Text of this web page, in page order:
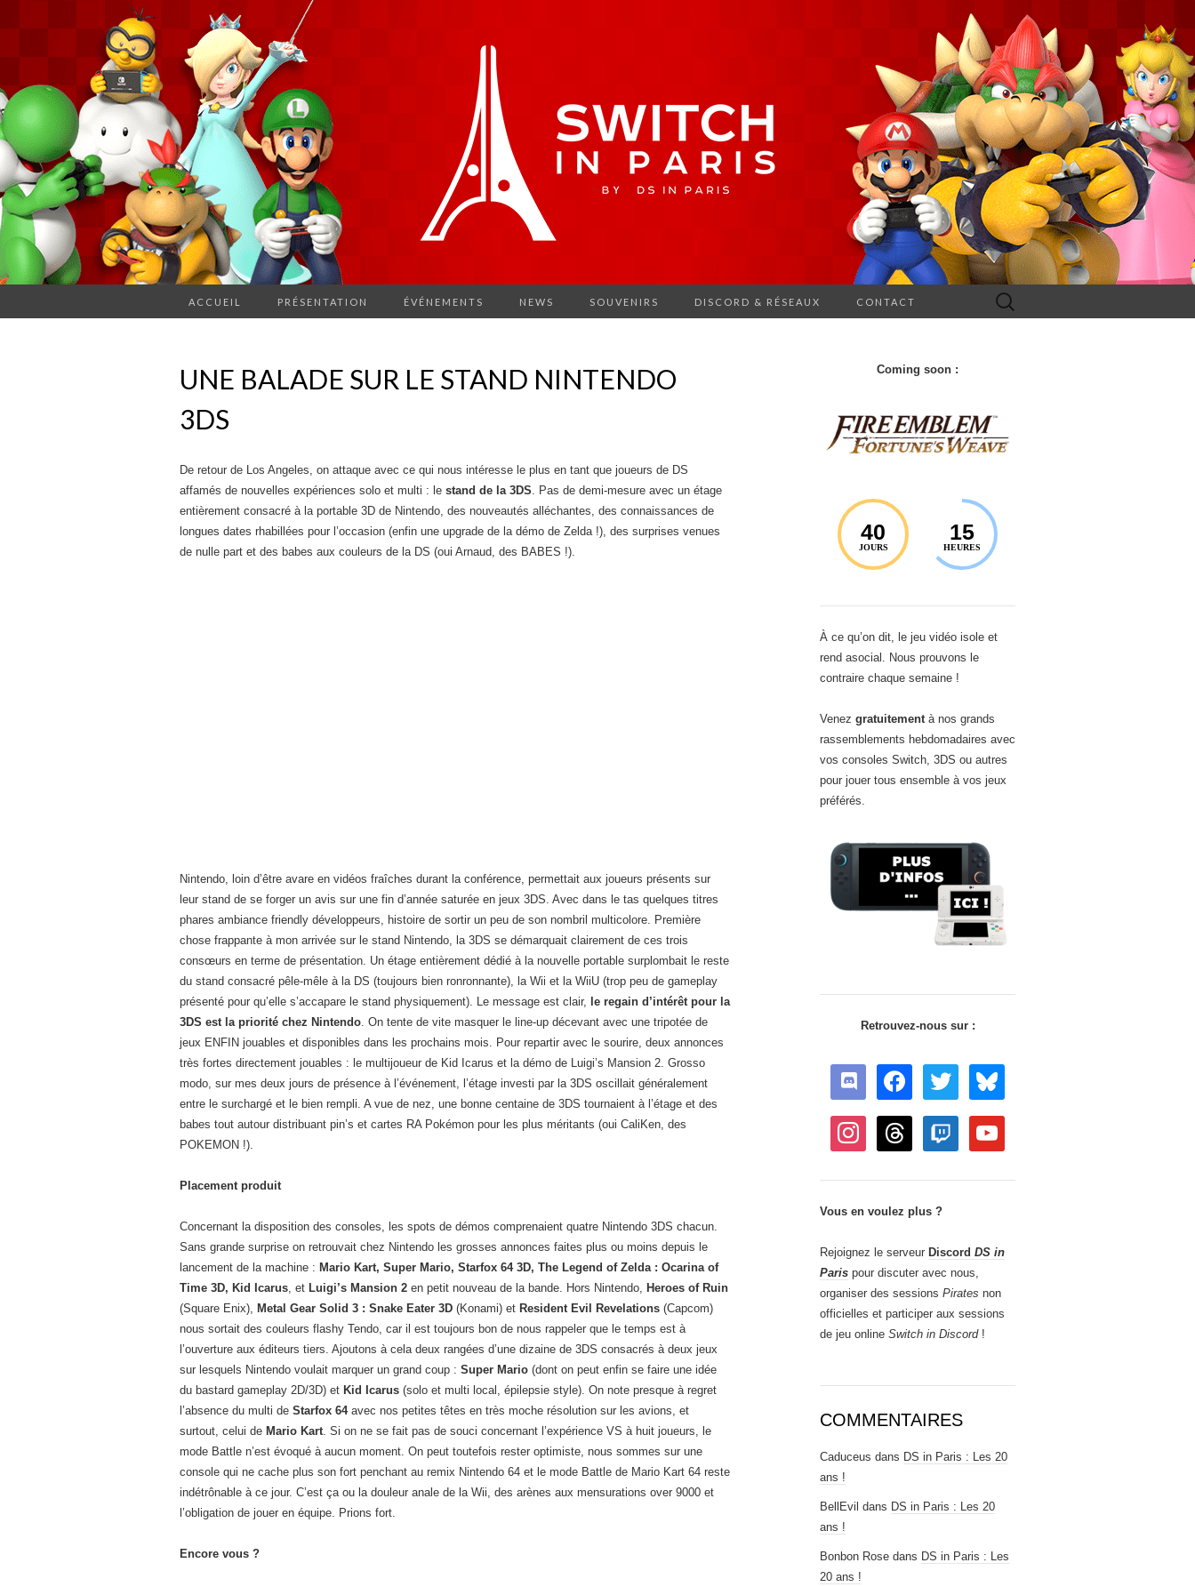
ACCUEIL PRÉSENTATION ÉVÉNEMENTS NEWS SOUVENIRS DISCORD & RÉSEAUX CONTACT Rechercher :
UNE BALADE SUR LE STAND NINTENDO
3DS
De retour de Los Angeles, on attaque avec ce qui nous intéresse le plus en tant que joueurs de DS
affamés de nouvelles expériences solo et multi : le stand de la 3DS. Pas de demi-mesure avec un étage
entièrement consacré à la portable 3D de Nintendo, des nouveautés alléchantes, des connaissances de
longues dates rhabillées pour l’occasion (enfin une upgrade de la démo de Zelda !), des surprises venues
de nulle part et des babes aux couleurs de la DS (oui Arnaud, des BABES !).
Nintendo, loin d’être avare en vidéos fraîches durant la conférence, permettait aux joueurs présents sur
leur stand de se forger un avis sur une fin d’année saturée en jeux 3DS. Avec dans le tas quelques titres
phares ambiance friendly développeurs, histoire de sortir un peu de son nombril multicolore. Première
chose frappante à mon arrivée sur le stand Nintendo, la 3DS se démarquait clairement de ces trois
consœurs en terme de présentation. Un étage entièrement dédié à la nouvelle portable surplombait le reste
du stand consacré pêle-mêle à la DS (toujours bien ronronnante), la Wii et la WiiU (trop peu de gameplay
présenté pour qu’elle s’accapare le stand physiquement). Le message est clair, le regain d’intérêt pour la
3DS est la priorité chez Nintendo. On tente de vite masquer le line-up décevant avec une tripotée de
jeux ENFIN jouables et disponibles dans les prochains mois. Pour repartir avec le sourire, deux annonces
très fortes directement jouables : le multijoueur de Kid Icarus et la démo de Luigi’s Mansion 2. Grosso
modo, sur mes deux jours de présence à l’événement, l’étage investi par la 3DS oscillait généralement
entre le surchargé et le bien rempli. A vue de nez, une bonne centaine de 3DS tournaient à l’étage et des
babes tout autour distribuant pin’s et cartes RA Pokémon pour les plus méritants (oui CaliKen, des
POKEMON !).
Placement produit
Concernant la disposition des consoles, les spots de démos comprenaient quatre Nintendo 3DS chacun.
Sans grande surprise on retrouvait chez Nintendo les grosses annonces faites plus ou moins depuis le
lancement de la machine : Mario Kart, Super Mario, Starfox 64 3D, The Legend of Zelda : Ocarina of
Time 3D, Kid Icarus, et Luigi’s Mansion 2 en petit nouveau de la bande. Hors Nintendo, Heroes of Ruin
(Square Enix), Metal Gear Solid 3 : Snake Eater 3D (Konami) et Resident Evil Revelations (Capcom)
nous sortait des couleurs flashy Tendo, car il est toujours bon de nous rappeler que le temps est à
l’ouverture aux éditeurs tiers. Ajoutons à cela deux rangées d’une dizaine de 3DS consacrés à deux jeux
sur lesquels Nintendo voulait marquer un grand coup : Super Mario (dont on peut enfin se faire une idée
du bastard gameplay 2D/3D) et Kid Icarus (solo et multi local, épilepsie style). On note presque à regret
l’absence du multi de Starfox 64avec nos petites têtes en très moche résolution sur les avions, et
surtout, celui de Mario Kart. Si on ne se fait pas de souci concernant l’expérience VS à huit joueurs, le
mode Battle n’est évoqué à aucun moment. On peut toutefois rester optimiste, nous sommes sur une
console qui ne cache plus son fort penchant au remix Nintendo 64 et le mode Battle de Mario Kart 64 reste
indétrônable à ce jour. C’est ça ou la douleur anale de la Wii, des arènes aux mensurations over 9000 et
l’obligation de jouer en équipe. Prions fort.
Encore vous ?
Coming soon :
40
JOURS
15
HEURES
À ce qu’on dit, le jeu vidéo isole et
rend asocial. Nous prouvons le
contraire chaque semaine !
Venez gratuitementà nos grands
rassemblements hebdomadaires avec
vos consoles Switch, 3DS ou autres
pour jouer tous ensemble à vos jeux
préférés.
Retrouvez-nous sur :
discord facebook twitter bluesky
instagram threads twitch youtube
Vous en voulez plus ?
Rejoignez le serveur Discord DS in
Paris pour discuter avec nous,
organiser des sessions Pirates non
officielles et participer aux sessions
de jeu online Switch in Discord!
COMMENTAIRES
Caduceus dans DS in Paris : Les 20
ans !
BellEvil dans DS in Paris : Les 20
ans !
Bonbon Rose dans DS in Paris : Les
20 ans !